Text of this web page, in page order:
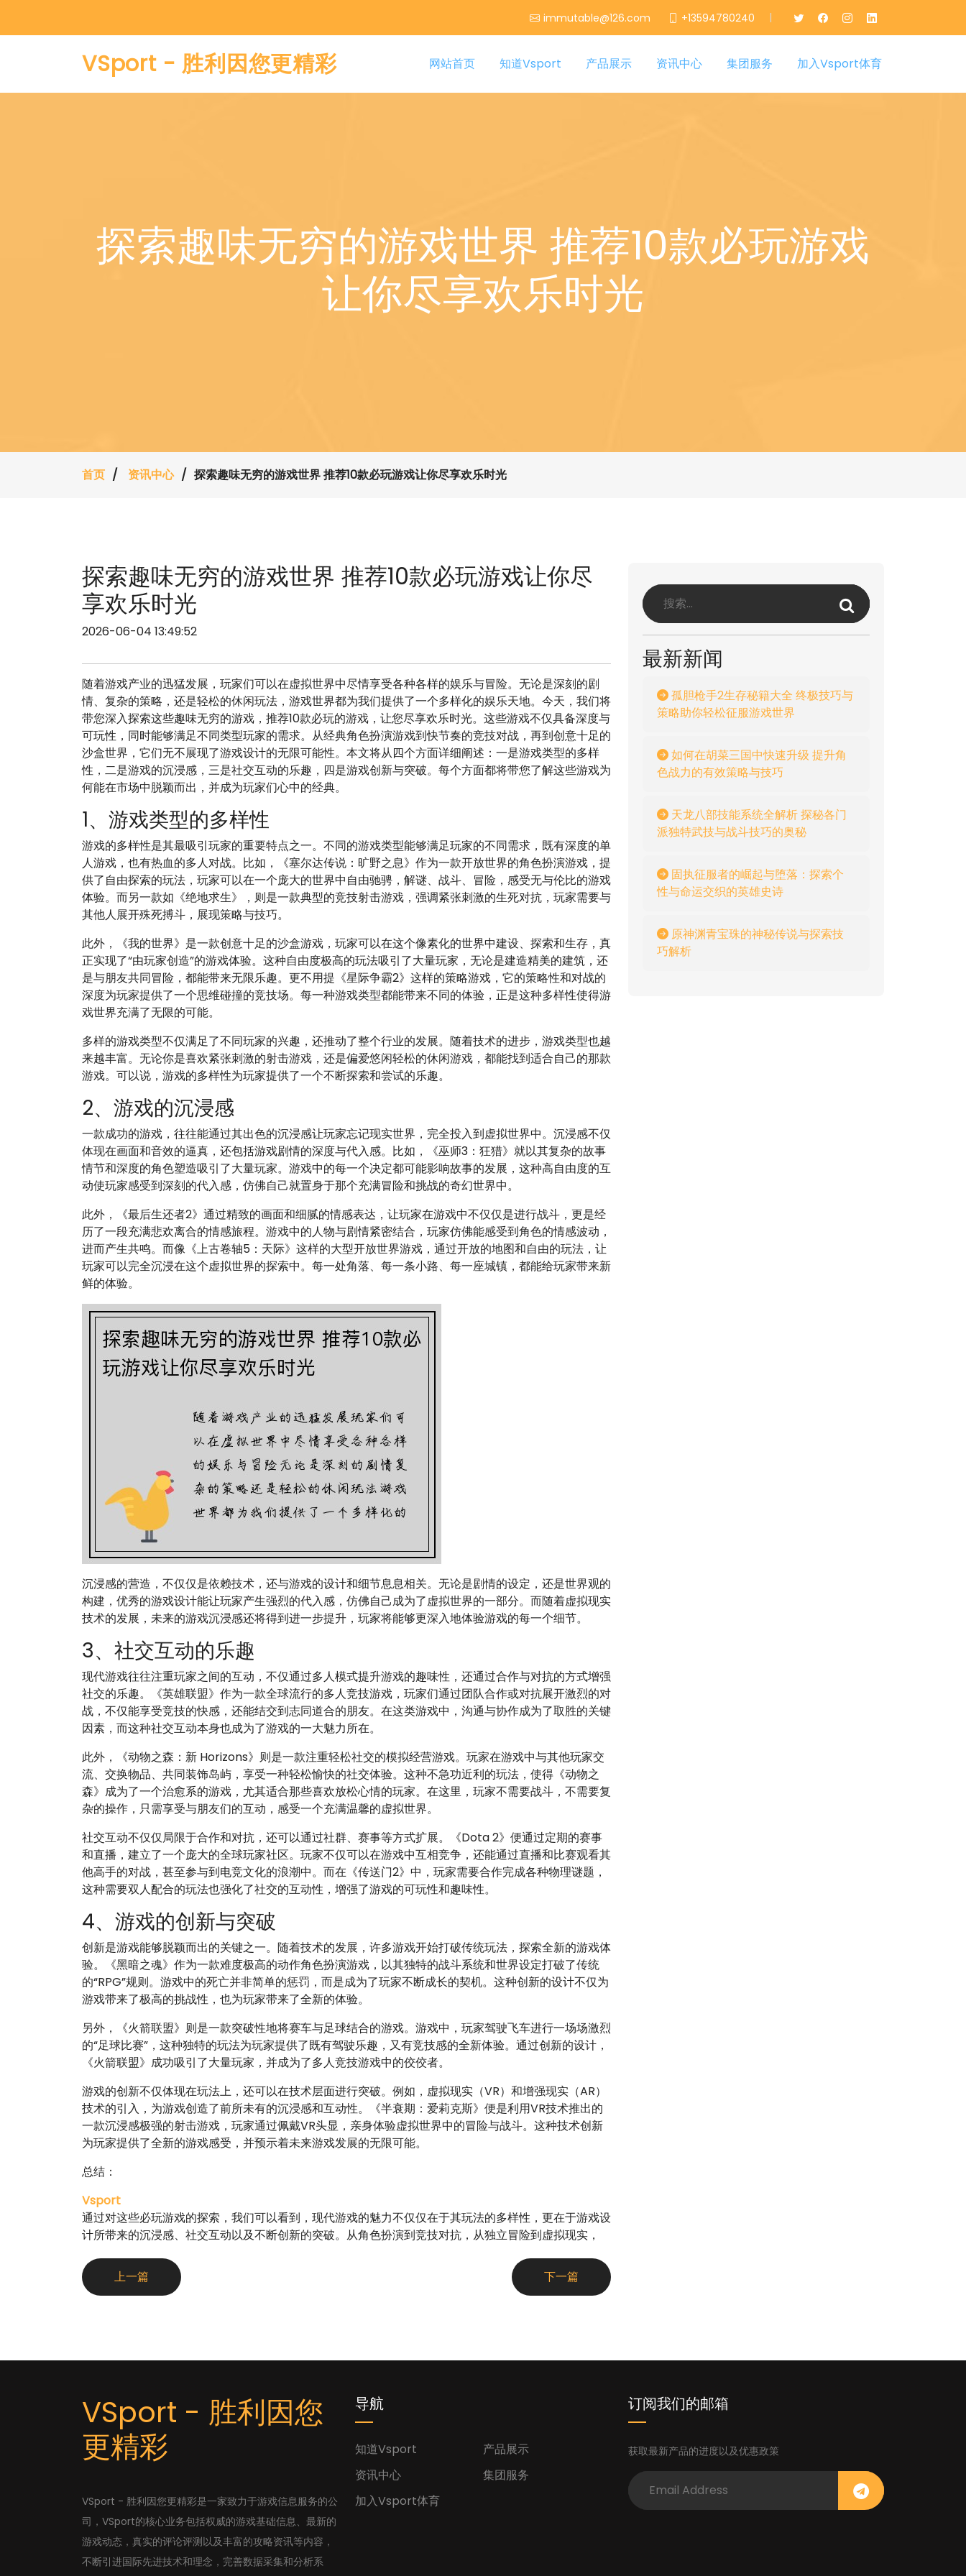
immutable@126.com +13594780240 |
VSport - 胜利因您更精彩 网站首页 知道Vsport 产品展示 资讯中心 集团服务 加入Vsport体育
探索趣味无穷的游戏世界 推荐10款必玩游戏
让你尽享欢乐时光
首页 资讯中心 探索趣味无穷的游戏世界 推荐10款必玩游戏让你尽享欢乐时光
探索趣味无穷的游戏世界 推荐10款必玩游戏让你尽
享欢乐时光
2026-06-04 13:49:52
随着游戏产业的迅猛发展，玩家们可以在虚拟世界中尽情享受各种各样的娱乐与冒险。无论是深刻的剧
情、复杂的策略，还是轻松的休闲玩法，游戏世界都为我们提供了一个多样化的娱乐天地。今天，我们将
带您深入探索这些趣味无穷的游戏，推荐10款必玩的游戏，让您尽享欢乐时光。这些游戏不仅具备深度与
可玩性，同时能够满足不同类型玩家的需求。从经典角色扮演游戏到快节奏的竞技对战，再到创意十足的
沙盒世界，它们无不展现了游戏设计的无限可能性。本文将从四个方面详细阐述：一是游戏类型的多样
性，二是游戏的沉浸感，三是社交互动的乐趣，四是游戏创新与突破。每个方面都将带您了解这些游戏为
何能在市场中脱颖而出，并成为玩家们心中的经典。
1、游戏类型的多样性
游戏的多样性是其最吸引玩家的重要特点之一。不同的游戏类型能够满足玩家的不同需求，既有深度的单
人游戏，也有热血的多人对战。比如，《塞尔达传说：旷野之息》作为一款开放世界的角色扮演游戏，提
供了自由探索的玩法，玩家可以在一个庞大的世界中自由驰骋，解谜、战斗、冒险，感受无与伦比的游戏
体验。而另一款如《绝地求生》，则是一款典型的竞技射击游戏，强调紧张刺激的生死对抗，玩家需要与
其他人展开殊死搏斗，展现策略与技巧。
此外，《我的世界》是一款创意十足的沙盒游戏，玩家可以在这个像素化的世界中建设、探索和生存，真
正实现了“由玩家创造”的游戏体验。这种自由度极高的玩法吸引了大量玩家，无论是建造精美的建筑，还
是与朋友共同冒险，都能带来无限乐趣。更不用提《星际争霸2》这样的策略游戏，它的策略性和对战的
深度为玩家提供了一个思维碰撞的竞技场。每一种游戏类型都能带来不同的体验，正是这种多样性使得游
戏世界充满了无限的可能。
多样的游戏类型不仅满足了不同玩家的兴趣，还推动了整个行业的发展。随着技术的进步，游戏类型也越
来越丰富。无论你是喜欢紧张刺激的射击游戏，还是偏爱悠闲轻松的休闲游戏，都能找到适合自己的那款
游戏。可以说，游戏的多样性为玩家提供了一个不断探索和尝试的乐趣。
2、游戏的沉浸感
一款成功的游戏，往往能通过其出色的沉浸感让玩家忘记现实世界，完全投入到虚拟世界中。沉浸感不仅
体现在画面和音效的逼真，还包括游戏剧情的深度与代入感。比如，《巫师3：狂猎》就以其复杂的故事
情节和深度的角色塑造吸引了大量玩家。游戏中的每一个决定都可能影响故事的发展，这种高自由度的互
动使玩家感受到深刻的代入感，仿佛自己就置身于那个充满冒险和挑战的奇幻世界中。
此外，《最后生还者2》通过精致的画面和细腻的情感表达，让玩家在游戏中不仅仅是进行战斗，更是经
历了一段充满悲欢离合的情感旅程。游戏中的人物与剧情紧密结合，玩家仿佛能感受到角色的情感波动，
进而产生共鸣。而像《上古卷轴5：天际》这样的大型开放世界游戏，通过开放的地图和自由的玩法，让
玩家可以完全沉浸在这个虚拟世界的探索中。每一处角落、每一条小路、每一座城镇，都能给玩家带来新
鲜的体验。
沉浸感的营造，不仅仅是依赖技术，还与游戏的设计和细节息息相关。无论是剧情的设定，还是世界观的
构建，优秀的游戏设计能让玩家产生强烈的代入感，仿佛自己成为了虚拟世界的一部分。而随着虚拟现实
技术的发展，未来的游戏沉浸感还将得到进一步提升，玩家将能够更深入地体验游戏的每一个细节。
3、社交互动的乐趣
现代游戏往往注重玩家之间的互动，不仅通过多人模式提升游戏的趣味性，还通过合作与对抗的方式增强
社交的乐趣。《英雄联盟》作为一款全球流行的多人竞技游戏，玩家们通过团队合作或对抗展开激烈的对
战，不仅能享受竞技的快感，还能结交到志同道合的朋友。在这类游戏中，沟通与协作成为了取胜的关键
因素，而这种社交互动本身也成为了游戏的一大魅力所在。
此外，《动物之森：新 Horizons》则是一款注重轻松社交的模拟经营游戏。玩家在游戏中与其他玩家交
流、交换物品、共同装饰岛屿，享受一种轻松愉快的社交体验。这种不急功近利的玩法，使得《动物之
森》成为了一个治愈系的游戏，尤其适合那些喜欢放松心情的玩家。在这里，玩家不需要战斗，不需要复
杂的操作，只需享受与朋友们的互动，感受一个充满温馨的虚拟世界。
社交互动不仅仅局限于合作和对抗，还可以通过社群、赛事等方式扩展。《Dota 2》便通过定期的赛事
和直播，建立了一个庞大的全球玩家社区。玩家不仅可以在游戏中互相竞争，还能通过直播和比赛观看其
他高手的对战，甚至参与到电竞文化的浪潮中。而在《传送门2》中，玩家需要合作完成各种物理谜题，
这种需要双人配合的玩法也强化了社交的互动性，增强了游戏的可玩性和趣味性。
4、游戏的创新与突破
创新是游戏能够脱颖而出的关键之一。随着技术的发展，许多游戏开始打破传统玩法，探索全新的游戏体
验。《黑暗之魂》作为一款难度极高的动作角色扮演游戏，以其独特的战斗系统和世界设定打破了传统
的“RPG”规则。游戏中的死亡并非简单的惩罚，而是成为了玩家不断成长的契机。这种创新的设计不仅为
游戏带来了极高的挑战性，也为玩家带来了全新的体验。
另外，《火箭联盟》则是一款突破性地将赛车与足球结合的游戏。游戏中，玩家驾驶飞车进行一场场激烈
的“足球比赛”，这种独特的玩法为玩家提供了既有驾驶乐趣，又有竞技感的全新体验。通过创新的设计，
《火箭联盟》成功吸引了大量玩家，并成为了多人竞技游戏中的佼佼者。
游戏的创新不仅体现在玩法上，还可以在技术层面进行突破。例如，虚拟现实（VR）和增强现实（AR）
技术的引入，为游戏创造了前所未有的沉浸感和互动性。《半衰期：爱莉克斯》便是利用VR技术推出的
一款沉浸感极强的射击游戏，玩家通过佩戴VR头显，亲身体验虚拟世界中的冒险与战斗。这种技术创新
为玩家提供了全新的游戏感受，并预示着未来游戏发展的无限可能。
总结：
Vsport
通过对这些必玩游戏的探索，我们可以看到，现代游戏的魅力不仅仅在于其玩法的多样性，更在于游戏设
计所带来的沉浸感、社交互动以及不断创新的突破。从角色扮演到竞技对抗，从独立冒险到虚拟现实，
上一篇 下一篇
最新新闻
孤胆枪手2生存秘籍大全 终极技巧与
策略助你轻松征服游戏世界
如何在胡菜三国中快速升级 提升角
色战力的有效策略与技巧
天龙八部技能系统全解析 探秘各门
派独特武技与战斗技巧的奥秘
固执征服者的崛起与堕落：探索个
性与命运交织的英雄史诗
原神渊青宝珠的神秘传说与探索技
巧解析
VSport - 胜利因您
更精彩
VSport - 胜利因您更精彩是一家致力于游戏信息服务的公
司，VSport的核心业务包括权威的游戏基础信息、最新的
游戏动态，真实的评论评测以及丰富的攻略资讯等内容，
不断引进国际先进技术和理念，完善数据采集和分析系
导航
知道Vsport
产品展示
资讯中心
集团服务
加入Vsport体育
订阅我们的邮箱
获取最新产品的进度以及优惠政策